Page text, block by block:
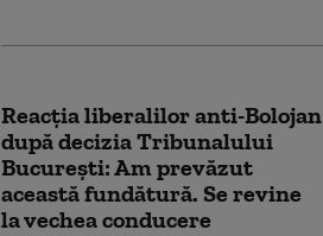
Reacția liberalilor anti-Bolojan
după decizia Tribunalului
București: Am prevăzut
această fundătură. Se revine
la vechea conducere